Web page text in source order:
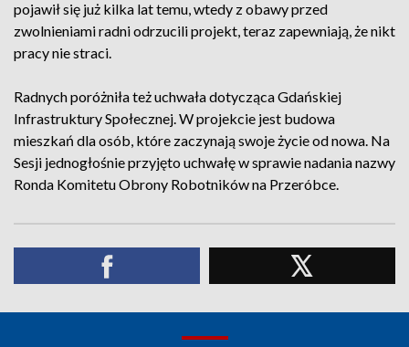
pojawił się już kilka lat temu, wtedy z obawy przed
zwolnieniami radni odrzucili projekt, teraz zapewniają, że nikt
pracy nie straci.
Radnych poróżniła też uchwała dotycząca Gdańskiej
Infrastruktury Społecznej. W projekcie jest budowa
mieszkań dla osób, które zaczynają swoje życie od nowa. Na
Sesji jednogłośnie przyjęto uchwałę w sprawie nadania nazwy
Ronda Komitetu Obrony Robotników na Przeróbce.